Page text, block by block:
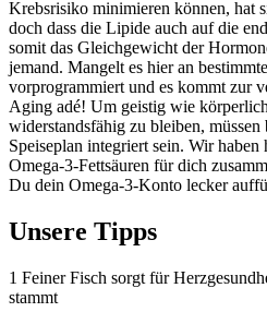
Krebsrisiko minimieren können, hat
doch dass die Lipide auch auf die
somit das Gleichgewicht der
jemand. Mangelt es hier an
vorprogrammiert und es kommt zur
Aging adé! Um geistig wie
widerstandsfähig zu bleiben,
Speiseplan integriert sein. Wir haben
Omega-3-Fettsäuren für dich
Du dein Omega-3-Konto lecker
Unsere Tipps
1 Feiner Fisch sorgt für
stammt